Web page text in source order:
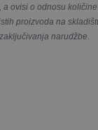
ovisi o odnosu
proizvoda na
narudžbe.